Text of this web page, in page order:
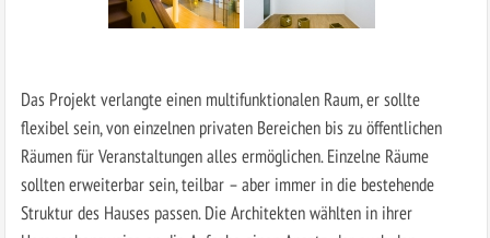
Das Projekt verlangte einen multifunktionalen Raum, er sollte
flexibel sein, von einzelnen privaten Bereichen bis zu öffentlichen
Räumen für Veranstaltungen alles ermöglichen. Einzelne Räume
sollten erweiterbar sein, teilbar – aber immer in die bestehende
Struktur des Hauses passen. Die Architekten wählten in ihrer